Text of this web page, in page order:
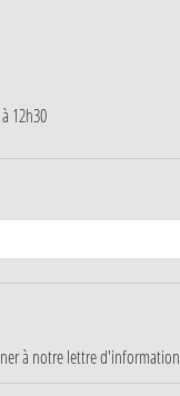
12h30
à notre lettre d'information